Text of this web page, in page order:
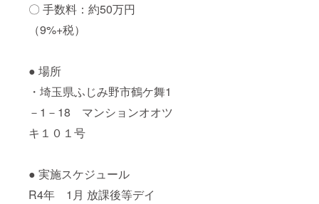
〇 手数料：約50万円
（9%+税）
● 場所
・埼玉県ふじみ野市鶴ケ舞1
－1－18 マンションオオツ
キ１０１号
● 実施スケジュール
R4年 1月 放課後等デイ